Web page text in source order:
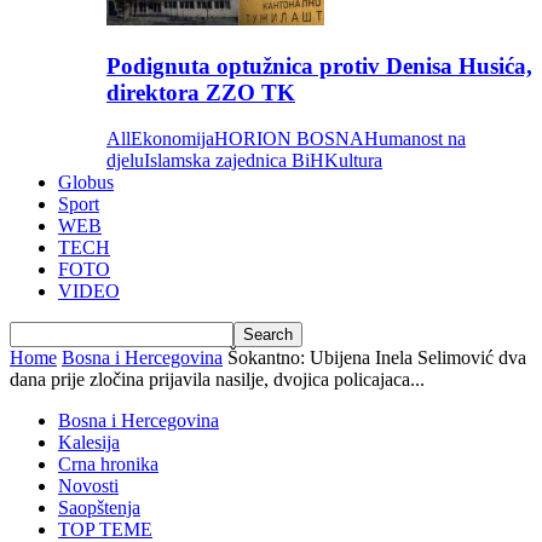
Podignuta optužnica protiv Denisa Husića,
direktora ZZO TK
AllEkonomijaHORION BOSNAHumanost na
djeluIslamska zajednica BiHKultura
Globus
Sport
WEB
TECH
FOTO
VIDEO
Home Bosna i Hercegovina Šokantno: Ubijena Inela Selimović dva
dana prije zločina prijavila nasilje, dvojica policajaca...
Bosna i Hercegovina
Kalesija
Crna hronika
Novosti
Saopštenja
TOP TEME